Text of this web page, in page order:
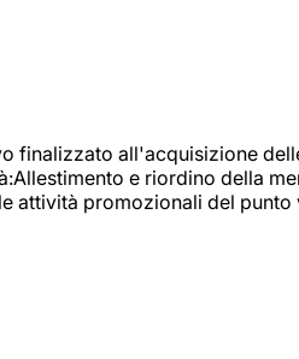
finalizzato all'acquisizione
e riordino della
attività promozionali del punto